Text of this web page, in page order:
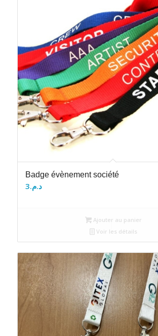
Badge évènement société
د.م.3
Ajouter au panier
Voir les détails